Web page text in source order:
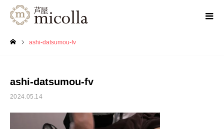
ashi-datsumou-fv
ashi-datsumou-fv
2024.05.14